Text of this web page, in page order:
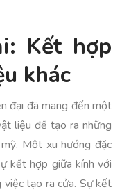
Kết hợp
khác
đại đã mang đến một
liệu để tạo ra những
Một xu hướng đặc
kết hợp giữa kính với
việc tạo ra cửa. Sự kết